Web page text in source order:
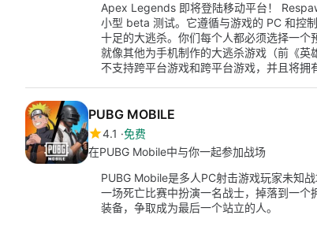
Apex Legends 即将登陆移动平台！
小型 beta 测试。它遵循与游戏的 PC 和控
十足的大逃杀。你们每个人都必须选择一个
就像其他为手机制作的大逃杀游戏（前《
不支持跨平台游戏和跨平台游戏，并且将拥
PUBG MOBILE
4.1 免费
在PUBG Mobile中与你一起参加战场
PUBG Mobile是多人PC射击游戏玩家未知
一场死亡比赛中扮演一名战士，掉落到一
装备，争取成为最后一个站立的人。